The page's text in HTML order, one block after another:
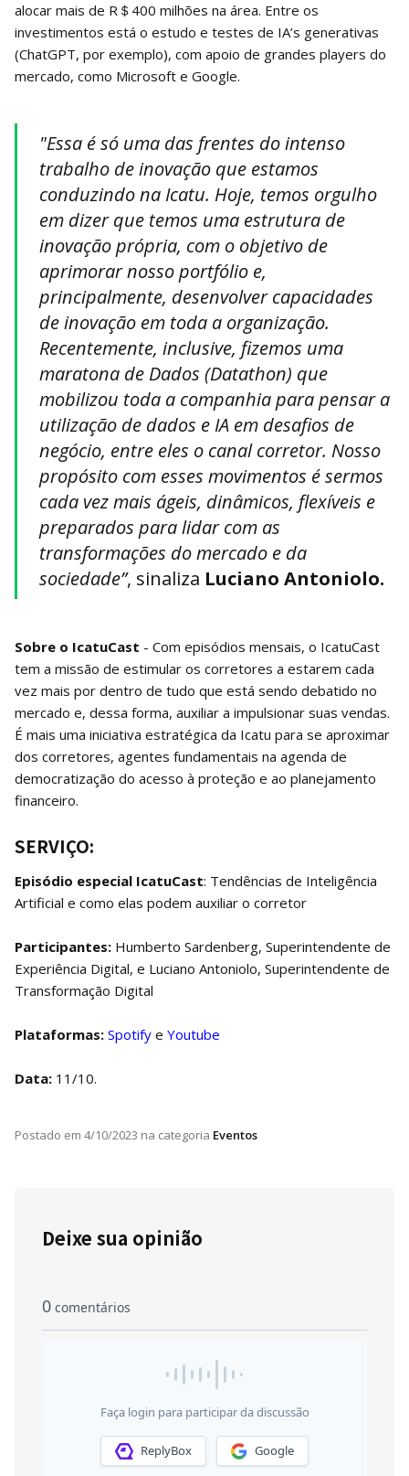
alocar mais de R＄400 milhões na área. Entre os
investimentos está o estudo e testes de IA’s generativas
(ChatGPT, por exemplo), com apoio de grandes players do
mercado, como Microsoft e Google.
"Essa é só uma das frentes do intenso
trabalho de inovação que estamos
conduzindo na Icatu. Hoje, temos orgulho
em dizer que temos uma estrutura de
inovação própria, com o objetivo de
aprimorar nosso portfólio e,
principalmente, desenvolver capacidades
de inovação em toda a organização.
Recentemente, inclusive, fizemos uma
maratona de Dados (Datathon) que
mobilizou toda a companhia para pensar a
utilização de dados e IA em desafios de
negócio, entre eles o canal corretor. Nosso
propósito com esses movimentos é sermos
cada vez mais ágeis, dinâmicos, flexíveis e
preparados para lidar com as
transformações do mercado e da
sociedade”, sinaliza Luciano Antoniolo.
Sobre o IcatuCast - Com episódios mensais, o IcatuCast
tem a missão de estimular os corretores a estarem cada
vez mais por dentro de tudo que está sendo debatido no
mercado e, dessa forma, auxiliar a impulsionar suas vendas.
É mais uma iniciativa estratégica da Icatu para se aproximar
dos corretores, agentes fundamentais na agenda de
democratização do acesso à proteção e ao planejamento
financeiro.
SERVIÇO:
Episódio especial IcatuCast: Tendências de Inteligência
Artificial e como elas podem auxiliar o corretor
Participantes: Humberto Sardenberg, Superintendente de
Experiência Digital, e Luciano Antoniolo, Superintendente de
Transformação Digital
Plataformas: Spotify e Youtube
Data: 11/10.
Postado em 4/10/2023 na categoria Eventos
Deixe sua opinião